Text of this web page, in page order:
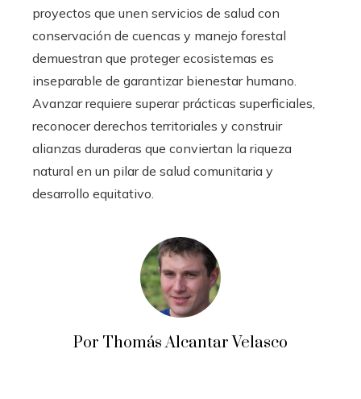
proyectos que unen servicios de salud con
conservación de cuencas y manejo forestal
demuestran que proteger ecosistemas es
inseparable de garantizar bienestar humano.
Avanzar requiere superar prácticas superficiales,
reconocer derechos territoriales y construir
alianzas duraderas que conviertan la riqueza
natural en un pilar de salud comunitaria y
desarrollo equitativo.
Por Thomás Alcantar Velasco